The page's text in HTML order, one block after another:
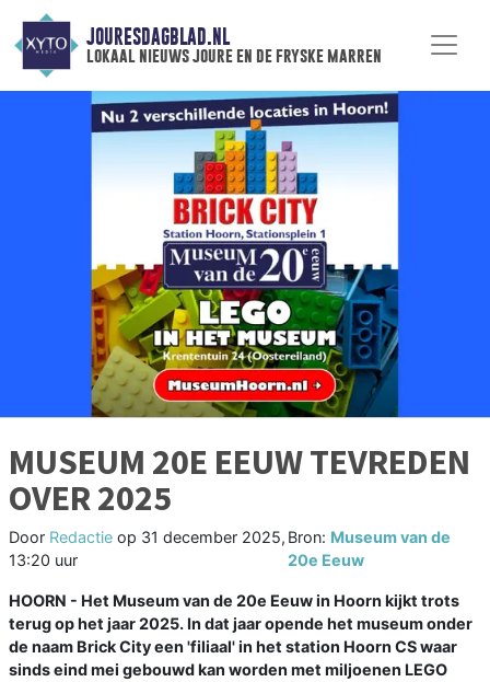
JOURESDAGBLAD.NL
lokaal nieuws joure en de fryske marren
MUSEUM 20E EEUW TEVREDEN
OVER 2025
Door Redactie op 31 december 2025,
13:20 uur
Bron: Museum van de
20e Eeuw
HOORN - Het Museum van de 20e Eeuw in Hoorn kijkt trots
terug op het jaar 2025. In dat jaar opende het museum onder
de naam Brick City een 'filiaal' in het station Hoorn CS waar
sinds eind mei gebouwd kan worden met miljoenen LEGO